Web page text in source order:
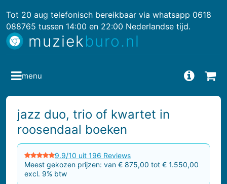
Tot 20 aug telefonisch bereikbaar via whatsapp 0618
088765 tussen 14:00 en 22:00 Nederlandse tijd.
muziekburo.nl
jazz duo, trio of kwartet in
roosendaal boeken
9.9/10 uit 196 Reviews
Meest gekozen prijzen: van € 875,00 tot € 1.550,00
excl. 9% btw
menu